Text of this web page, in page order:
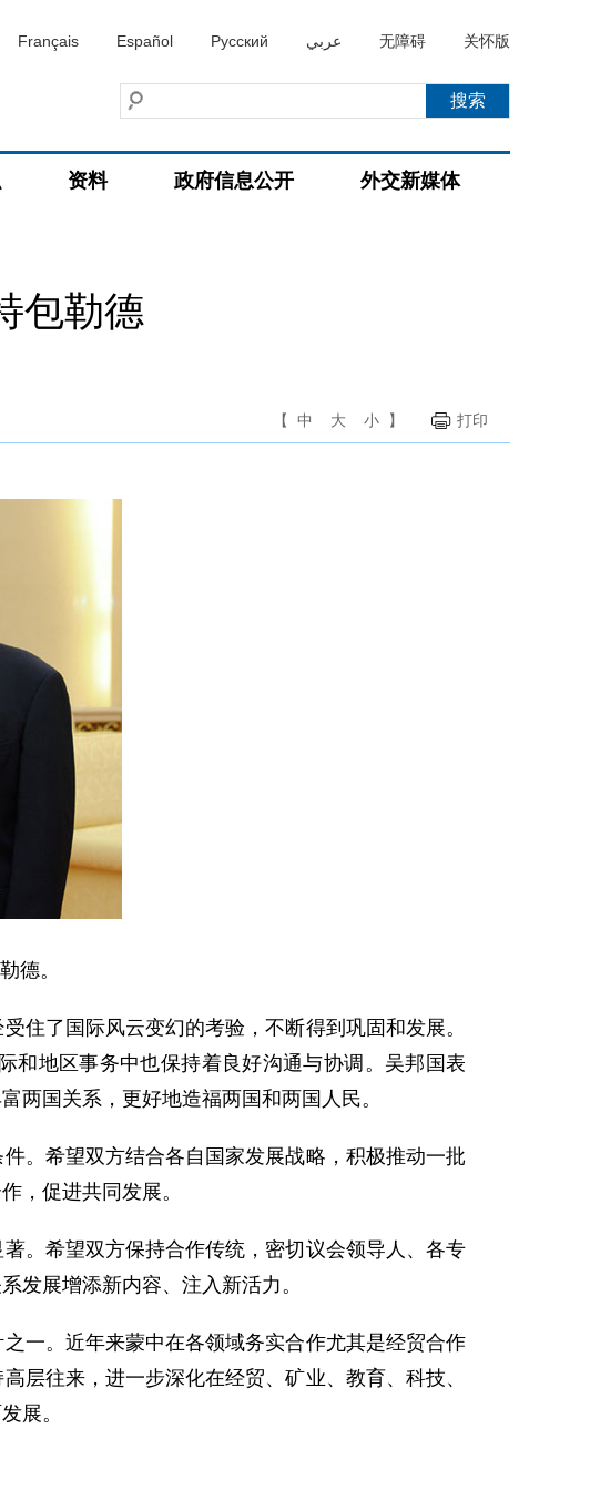
Français Español Русский عربي 无障碍 关怀版
资料 政府信息公开 外交新媒体
包勒德
【 中 大 小 】 打印
德。
了国际风云变幻的考验，不断得到巩固和发展。
和地区事务中也保持着良好沟通与协调。吴邦国表
两国关系，更好地造福两国和两国人民。
希望双方结合各自国家发展战略，积极推动一批
，促进共同发展。
希望双方保持合作传统，密切议会领导人、各专
发展增添新内容、注入新活力。
。近年来蒙中在各领域务实合作尤其是经贸合作
层往来，进一步深化在经贸、矿业、教育、科技、
展。